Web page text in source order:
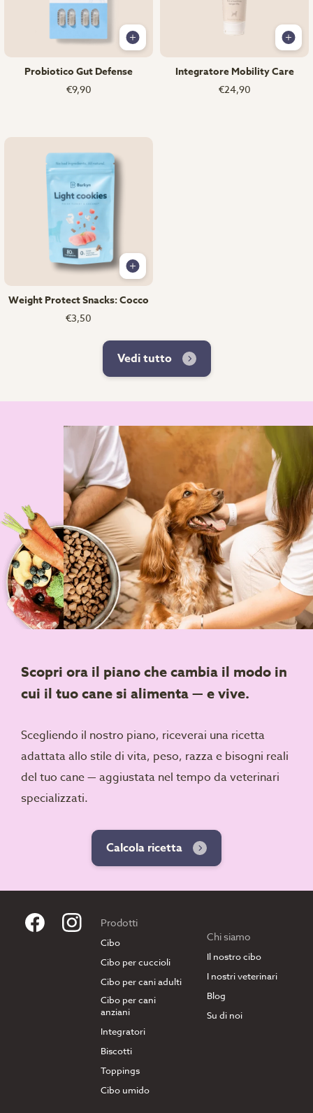
Probiotico Gut Defense
€9,90
Integratore Mobility Care
€24,90
Weight Protect Snacks: Cocco
€3,50
Vedi tutto
Scopri ora il piano che cambia il modo in
cui il tuo cane si alimenta — e vive.
Scegliendo il nostro piano, riceverai una ricetta
adattata allo stile di vita, peso, razza e bisogni reali
del tuo cane — aggiustata nel tempo da veterinari
specializzati.
Calcola ricetta
Prodotti
Cibo
Cibo per cuccioli
Cibo per cani adulti
Cibo per cani
anziani
Integratori
Biscotti
Toppings
Cibo umido
Chi siamo
Il nostro cibo
I nostri veterinari
Blog
Su di noi